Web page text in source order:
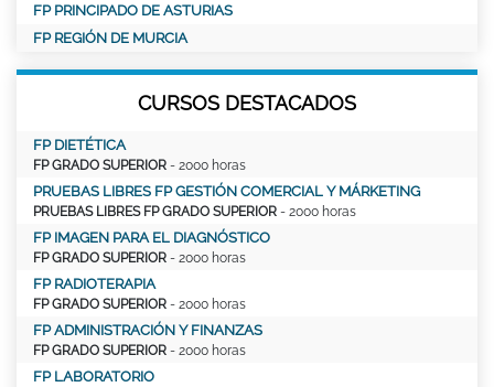
FP PRINCIPADO DE ASTURIAS
FP REGIÓN DE MURCIA
CURSOS DESTACADOS
FP DIETÉTICA
FP GRADO SUPERIOR - 2000 horas
PRUEBAS LIBRES FP GESTIÓN COMERCIAL Y MÁRKETING
PRUEBAS LIBRES FP GRADO SUPERIOR - 2000 horas
FP IMAGEN PARA EL DIAGNÓSTICO
FP GRADO SUPERIOR - 2000 horas
FP RADIOTERAPIA
FP GRADO SUPERIOR - 2000 horas
FP ADMINISTRACIÓN Y FINANZAS
FP GRADO SUPERIOR - 2000 horas
FP LABORATORIO